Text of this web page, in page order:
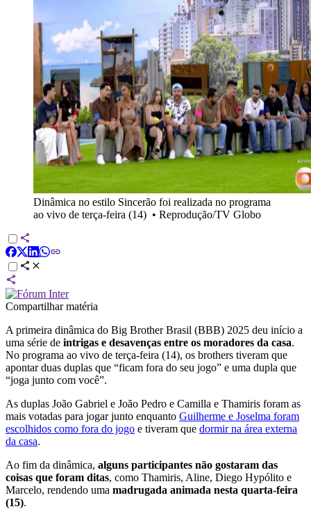
Dinâmica no estilo Sincerão foi realizada no programa
ao vivo de terça-feira (14) • Reprodução/TV Globo
Compartilhar matéria
A primeira dinâmica do Big Brother Brasil (BBB) 2025 deu início a
uma série de intrigas e desavenças entre os moradores da casa.
No programa ao vivo de terça-feira (14), os brothers tiveram que
apontar duas duplas que “ficam fora do seu jogo” e uma dupla que
“joga junto com você”.
As duplas João Gabriel e João Pedro e Camilla e Thamiris foram as
mais votadas para jogar junto enquanto Guilherme e Joselma foram
escolhidos como fora do jogo e tiveram que dormir na área externa
da casa.
Ao fim da dinâmica, alguns participantes não gostaram das
coisas que foram ditas, como Thamiris, Aline, Diego Hypólito e
Marcelo, rendendo uma madrugada animada nesta quarta-feira
(15).